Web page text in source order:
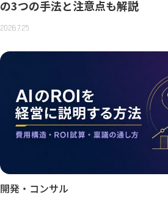
の3つの手法と注意点も解説
2026.7.25
開発・コンサル